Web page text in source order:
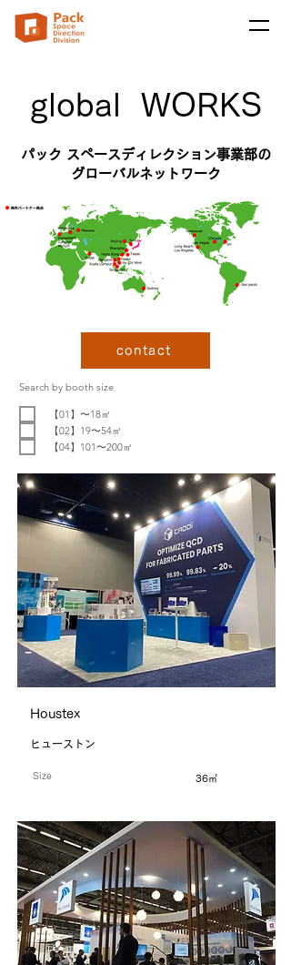
global WORKS
パック スペースディレクション事業部の
グローバルネットワーク
contact
Search by booth size
【01】〜18㎡
【02】19〜54㎡
【04】101〜200㎡
Houstex
ヒューストン
Size 36㎡